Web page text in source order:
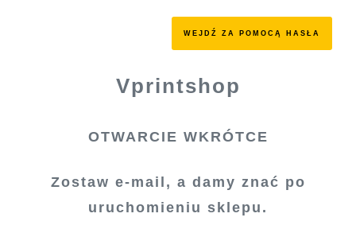
WEJDŹ ZA POMOCĄ HASŁA
Vprintshop
OTWARCIE WKRÓTCE
Zostaw e-mail, a damy znać po
uruchomieniu sklepu.